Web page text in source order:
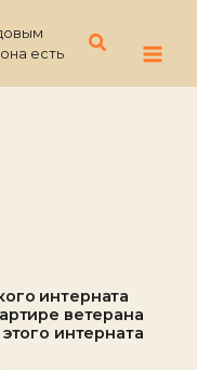
есть
Поиск
интерната
ветерана
интерната